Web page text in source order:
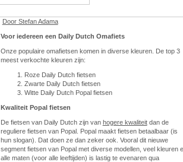
Door Stefan Adama
Voor iedereen een Daily Dutch Omafiets
Onze populaire omafietsen komen in diverse kleuren. De top 3
meest verkochte kleuren zijn:
Roze Daily Dutch fietsen
Zwarte Daily Dutch fietsen
Witte Daily Dutch Popal fietsen
Kwaliteit Popal fietsen
De fietsen van Daily Dutch zijn van hogere kwaliteitdan de
reguliere fietsen van Popal. Popal maakt fietsen betaalbaar (is
hun slogan). Dat doen ze dan zeker ook. Vooral dit nieuwe
segment fietsen van Popal met diverse modellen, veel kleuren
alle maten (voor alle leeftijden) is lastig te evenaren qua